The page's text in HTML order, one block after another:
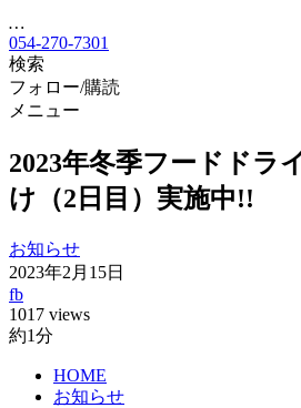
…
054-270-7301
検索
フォロー/購読
メニュー
2023年冬季フードドラ
け（2日目）実施中!!
お知らせ
2023年2月15日
fb
1017 views
約1分
HOME
お知らせ